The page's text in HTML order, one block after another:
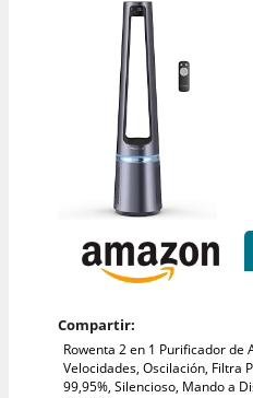
Compartir:
Rowenta 2 en 1 Purificador de
Velocidades, Oscilación, Filtra
99,95%, Silencioso, Mando a